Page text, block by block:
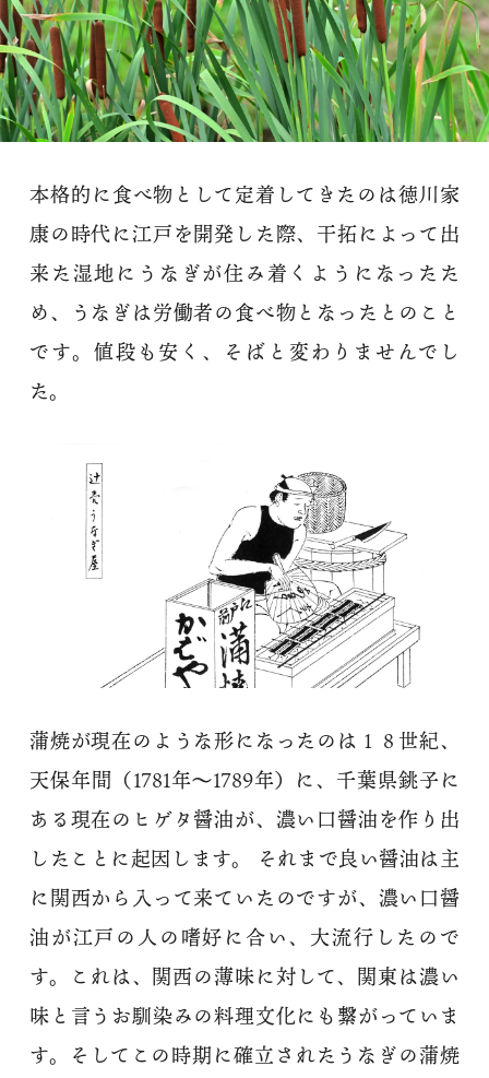
本格的に食べ物として定着してきたのは徳川家
康の時代に江戸を開発した際、干拓によって出
来た湿地にうなぎが住み着くようになったた
め、うなぎは労働者の食べ物となったとのこと
です。値段も安く、そばと変わりませんでし
た。
蒲焼が現在のような形になったのは１８世紀、
天保年間（1781年～1789年）に、千葉県銚子に
ある現在のヒゲタ醤油が、濃い口醤油を作り出
したことに起因します。 それまで良い醤油は主
に関西から入って来ていたのですが、濃い口醤
油が江戸の人の嗜好に合い、大流行したので
す。これは、関西の薄味に対して、関東は濃い
味と言うお馴染みの料理文化にも繋がっていま
す。そしてこの時期に確立されたうなぎの蒲焼